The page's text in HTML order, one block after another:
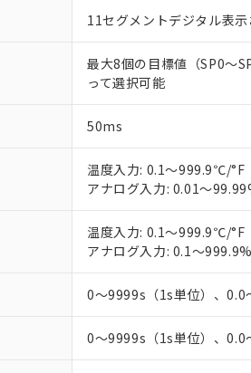
11セグメントデジタル表
最大8個の目標値（SP0～
って選択可能
50ms
温度入力: 0.1～999.9℃/°F
アナログ入力: 0.01～
温度入力: 0.1～999.9℃/°F
アナログ入力: 0.1～
0～9999s（1s単位）、0.0
0～9999s（1s単位）、0.0
お客様が当ウェブサイト
が、当社の製品・サービ
さい。
※当社の共同利用者とは、
いる法人を指します。
※3 非含有証明書ダウンロ
下記の非含有証明書をダウン
EU RoHS指令（10物質）の非
51物質の非含有証明書（当社基
また、RoHS指令のフタル酸
混在することから備考欄に対
既に当社にて対応品への在
り割愛しております。
味します。
「－」：未確認です。当社販
空
受注生産機種、また